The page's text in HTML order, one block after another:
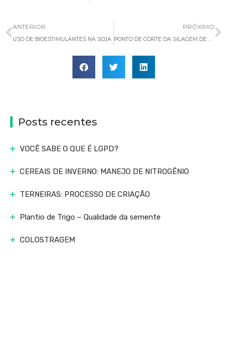
ANTERIOR
USO DE BIOESTIMULANTES NA SOJA
PRÓXIMO
PONTO DE CORTE DA SILAGEM DE MILHO
Posts recentes
VOCÊ SABE O QUE É LGPD?
CEREAIS DE INVERNO: MANEJO DE NITROGÊNIO
TERNEIRAS: PROCESSO DE CRIAÇÃO
Plantio de Trigo – Qualidade da semente
COLOSTRAGEM